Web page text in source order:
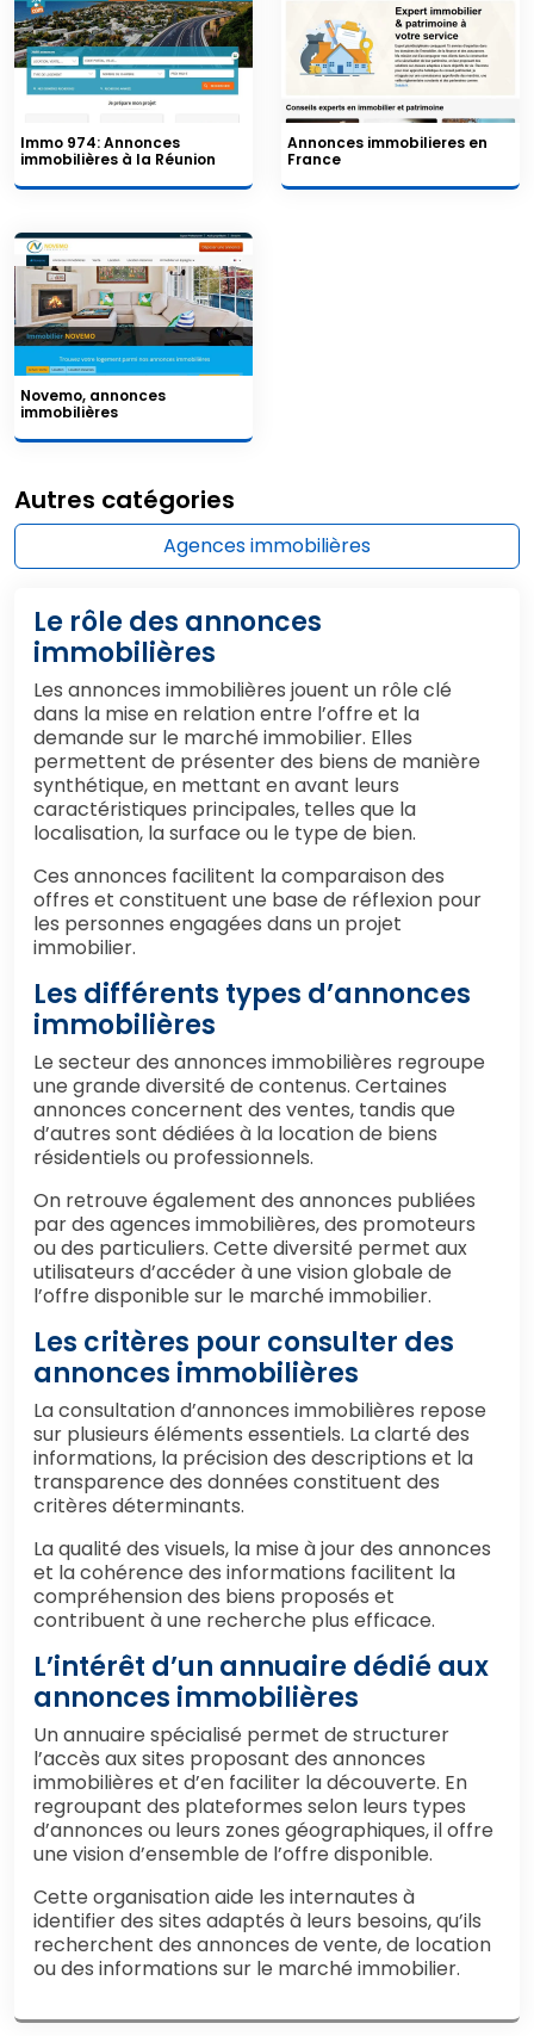
Immo 974: Annonces
immobilières à la Réunion
Annonces immobilieres en
France
Novemo, annonces
immobilières
Autres catégories
Agences immobilières
Le rôle des annonces
immobilières
Les annonces immobilières jouent un rôle clé
dans la mise en relation entre l’offre et la
demande sur le marché immobilier. Elles
permettent de présenter des biens de manière
synthétique, en mettant en avant leurs
caractéristiques principales, telles que la
localisation, la surface ou le type de bien.
Ces annonces facilitent la comparaison des
offres et constituent une base de réflexion pour
les personnes engagées dans un projet
immobilier.
Les différents types d’annonces
immobilières
Le secteur des annonces immobilières regroupe
une grande diversité de contenus. Certaines
annonces concernent des ventes, tandis que
d’autres sont dédiées à la location de biens
résidentiels ou professionnels.
On retrouve également des annonces publiées
par des agences immobilières, des promoteurs
ou des particuliers. Cette diversité permet aux
utilisateurs d’accéder à une vision globale de
l’offre disponible sur le marché immobilier.
Les critères pour consulter des
annonces immobilières
La consultation d’annonces immobilières repose
sur plusieurs éléments essentiels. La clarté des
informations, la précision des descriptions et la
transparence des données constituent des
critères déterminants.
La qualité des visuels, la mise à jour des annonces
et la cohérence des informations facilitent la
compréhension des biens proposés et
contribuent à une recherche plus efficace.
L’intérêt d’un annuaire dédié aux
annonces immobilières
Un annuaire spécialisé permet de structurer
l’accès aux sites proposant des annonces
immobilières et d’en faciliter la découverte. En
regroupant des plateformes selon leurs types
d’annonces ou leurs zones géographiques, il offre
une vision d’ensemble de l’offre disponible.
Cette organisation aide les internautes à
identifier des sites adaptés à leurs besoins, qu’ils
recherchent des annonces de vente, de location
ou des informations sur le marché immobilier.